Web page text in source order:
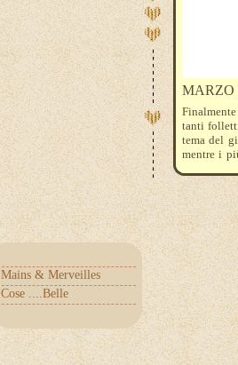
Mains & Merveilles
Cose ....Belle
MARZO
tanti
tema del
mentre i